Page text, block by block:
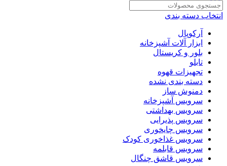
انتخاب دسته بندی
آرکوپال
ابزار آلات آشپزخانه
بلور و کریستال
تابلو
تجهیزات قهوه
دسته بندی نشده
دمنوش ساز
سرویس آشپزخانه
سرویس بهداشتی
سرویس پذیرایی
سرویس چایخوری
سرویس غذاخوری کودک
سرویس قابلمه
سرویس قاشق چنگال